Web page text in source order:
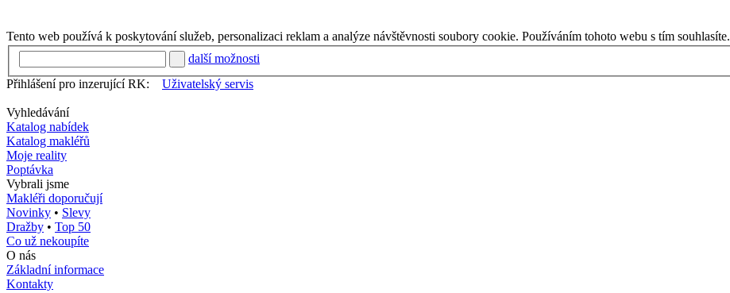
Tento web používá k poskytování služeb, personalizaci reklam a analýze návštěvnosti soubory cookie. Používáním tohoto webu s tím souhlasíte.
další možnosti
Přihlášení pro inzerující RK:
Uživatelský servis
Vyhledávání
Katalog nabídek
Katalog makléřů
Moje reality
Poptávka
Vybrali jsme
Makléři doporučují
Novinky • Slevy
Dražby • Top 50
Co už nekoupíte
O nás
Základní informace
Kontakty